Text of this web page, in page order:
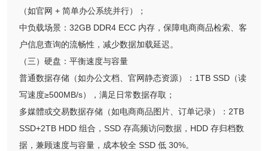
（如官网 + 简单办公系统并行）；
中负载场景：32GB DDR4 ECC 内存，保障电商商品检索、客
户信息查询的流畅性，减少数据加载延迟。
（三）硬盘：平衡速度与容量
普通数据存储（如办公文档、官网静态资源）：1TB SSD（读
写速度≥500MB/s），满足日常数据存取；
多媒體或交易数据存储（如电商商品图片、订单记录）：2TB
SSD+2TB HDD 组合，SSD 存高频访问数据，HDD 存归档数
据，兼顾速度与容量，成本较全 SSD 低 30%。